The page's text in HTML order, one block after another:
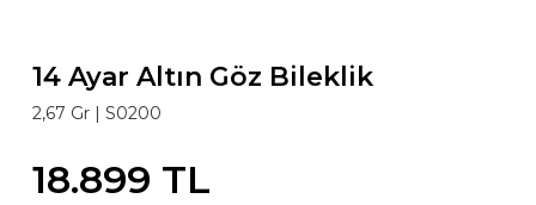
14 Ayar Altın Göz Bileklik
2,67 Gr | S0200
18.899 TL